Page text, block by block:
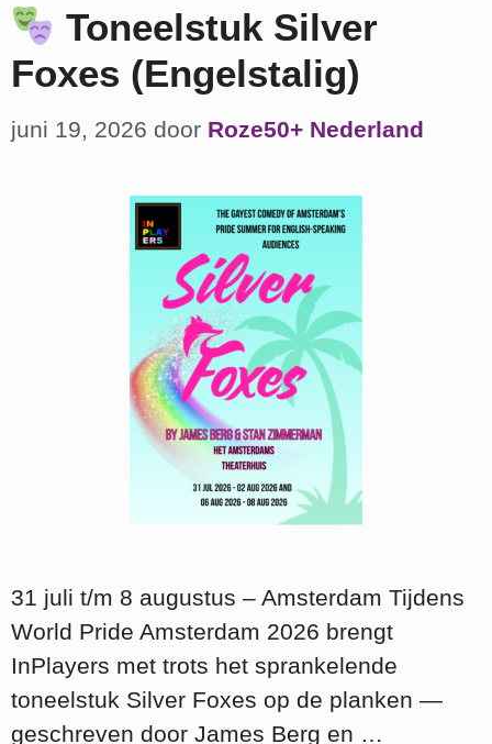
Toneelstuk Silver
Foxes (Engelstalig)
juni 19, 2026 door Roze50+ Nederland
31 juli t/m 8 augustus – Amsterdam Tijdens
World Pride Amsterdam 2026 brengt
InPlayers met trots het sprankelende
toneelstuk Silver Foxes op de planken —
geschreven door James Berg en …